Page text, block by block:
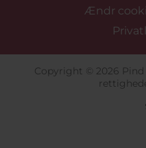
Ændr
Copyright © 2026 Pind